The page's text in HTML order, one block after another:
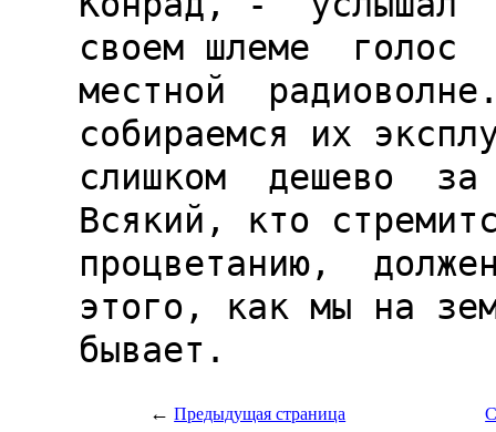
← Предыдущая страница